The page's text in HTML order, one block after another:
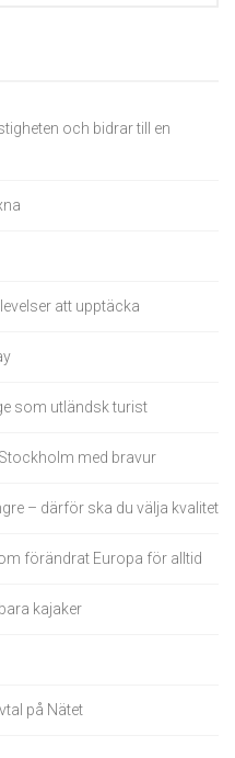
och bidrar till en
att upptäcka
som utländsk turist
med bravur
– därför ska du välja kvalitet
förändrat Europa för alltid
kajaker
på Nätet